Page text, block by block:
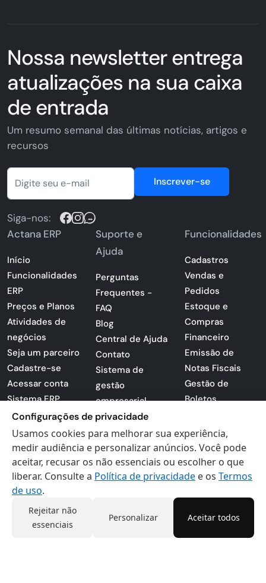
Nossa newsletter entrega
atualizações na sua caixa
de entrada
Um resumo semanal das últimas notícias, artigos e
recursos
Inscrever-se
Siga-nos:
Actana ERP
Início
Funcionalidades
ERP
Preços e Planos
Atividades de
negócios
Seja um parceiro
Cadastre-se
Acessar conta
Sistema ERP
Apresentação
PDF
Loja -
Certificados
Digitais
Suporte e
Ajuda
Perguntas
Frequentes -
FAQ
Blog
Central de Ajuda
Contato
Sistema de
gestão
empresarial
Sistema para
lojas
Preferências de
cookies
Politica de
Funcionalidades
Cadastros
Vendas e
Pedidos
Estoque e
Compras
Financeiro
Emissão de
Notas Fiscais
Gestão de
Boletos
Configurações de privacidade
Usamos cookies para melhorar sua experiência,
medir audiência e personalizar anúncios. Você pode
aceitar, recusar os não essenciais ou escolher o que
liberar. Consulte a Política de privacidade e os Termos
de uso.
Rejeitar não
essenciais
Personalizar Aceitar todos